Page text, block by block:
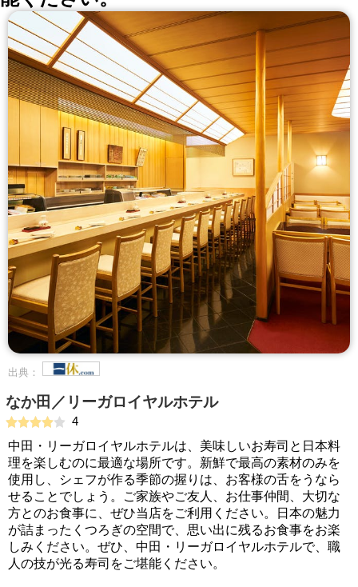
出典：
なか田／リーガロイヤルホテル
4
中田・リーガロイヤルホテルは、美味しいお寿司と日本料
理を楽しむのに最適な場所です。新鮮で最高の素材のみを
使用し、シェフが作る季節の握りは、お客様の舌をうなら
せることでしょう。ご家族やご友人、お仕事仲間、大切な
方とのお食事に、ぜひ当店をご利用ください。日本の魅力
が詰まったくつろぎの空間で、思い出に残るお食事をお楽
しみください。ぜひ、中田・リーガロイヤルホテルで、職
人の技が光る寿司をご堪能ください。